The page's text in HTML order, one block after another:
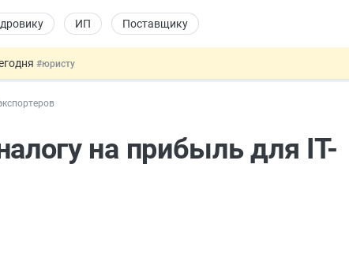
ИП Поставщику
#юристу
#кадровику
отношений#кадровику
на прибыль для IT-